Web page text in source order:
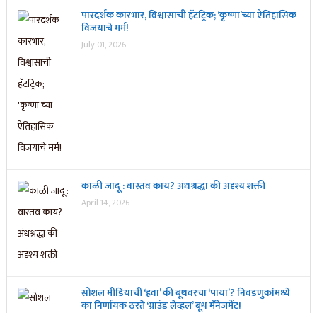
पारदर्शक कारभार, विश्वासाची हॅटट्रिक; ‘कृष्णा’च्या ऐतिहासिक
विजयाचे मर्म!
July 01, 2026
काळी जादू : वास्तव काय? अंधश्रद्धा की अदृश्य शक्ती
April 14, 2026
सोशल मीडियाची ‘हवा’ की बूथवरचा ‘पाया’? निवडणुकांमध्ये
का निर्णायक ठरते ‘ग्राउंड लेव्हल’ बूथ मॅनेजमेंट!